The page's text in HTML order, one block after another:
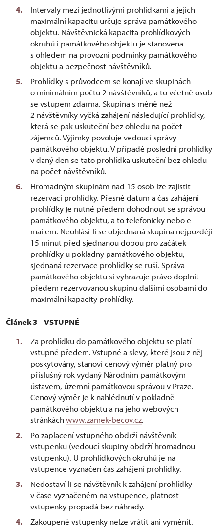
Intervaly mezi jednotlivými prohlídkami a jejich
maximální kapacitu určuje správa památkového
objektu. Návštěvnická kapacita prohlídkových
okruhů i památkového objektu je stanovena
s ohledem na provozní podmínky památkového
objektu a bezpečnost návštěvníků.
Prohlídky s průvodcem se konají ve skupinách
o minimálním počtu 2 návštěvníků, a to včetně osob
se vstupem zdarma. Skupina s méně než
2 návštěvníky vyčká zahájení následující prohlídky,
která se pak uskuteční bez ohledu na počet
zájemců. Výjimky povoluje vedoucí správy
památkového objektu. V případě poslední prohlídky
v daný den se tato prohlídka uskuteční bez ohledu
na počet návštěvníků.
Hromadným skupinám nad 15 osob lze zajistit
rezervaci prohlídky. Přesné datum a čas zahájení
prohlídky je nutné předem dohodnout se správou
památkového objektu, a to telefonicky nebo e-
mailem. Neohlásí-li se objednaná skupina nejpozději
15 minut před sjednanou dobou pro začátek
prohlídky u pokladny památkového objektu,
sjednaná rezervace prohlídky se ruší. Správa
památkového objektu si vyhrazuje právo doplnit
předem rezervovanou skupinu dalšími osobami do
maximální kapacity prohlídky.
Článek 3 – VSTUPNÉ
Za prohlídku do památkového objektu se platí
vstupné předem. Vstupné a slevy, které jsou z něj
poskytovány, stanoví cenový výměr platný pro
příslušný rok vydaný Národním památkovým
ústavem, územní památkovou správou v Praze.
Cenový výměr je k nahlédnutí v pokladně
památkového objektu a na jeho webových
stránkáchwww.zamek-becov.cz.
Po zaplacení vstupného obdrží návštěvník
vstupenku (vedoucí skupiny obdrží hromadnou
vstupenku). U prohlídkových okruhů je na
vstupence vyznačen čas zahájení prohlídky.
Nedostaví-li se návštěvník k zahájení prohlídky
v čase vyznačeném na vstupence, platnost
vstupenky propadá bez náhrady.
Zakoupené vstupenky nelze vrátit ani vyměnit.